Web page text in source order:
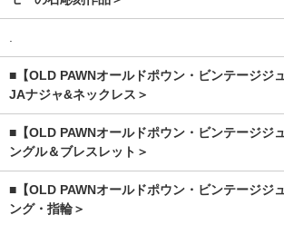
.
■【OLD PAWNオールドポウン・ビンテージジ
JAナジャ&ネックレス＞
■【OLD PAWNオールドポウン・ビンテージジ
ングル＆ブレスレット＞
■【OLD PAWNオールドポウン・ビンテージジ
ング・指輪＞